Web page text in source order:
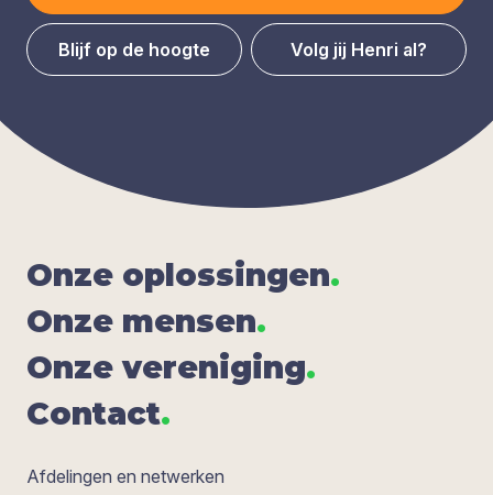
Blijf op de hoogte Volg jij Henri al?
Onze oplos­sin­gen.
Onze men­sen.
Onze ver­e­ni­ging.
Con­tact.
Afdelingen en netwerken